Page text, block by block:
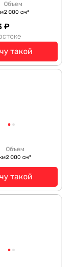
Объем
2 000 см³
₽
такой
Объем
2 000 см³
такой